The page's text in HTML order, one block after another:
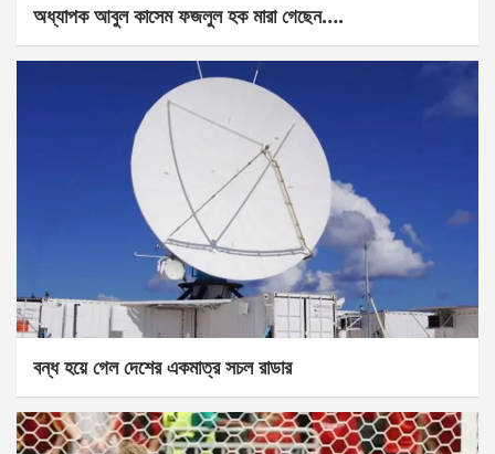
অধ্যাপক আবুল কাসেম ফজলুল হক মারা গেছেন….
বন্ধ হয়ে গেল দেশের একমাত্র সচল রাডার